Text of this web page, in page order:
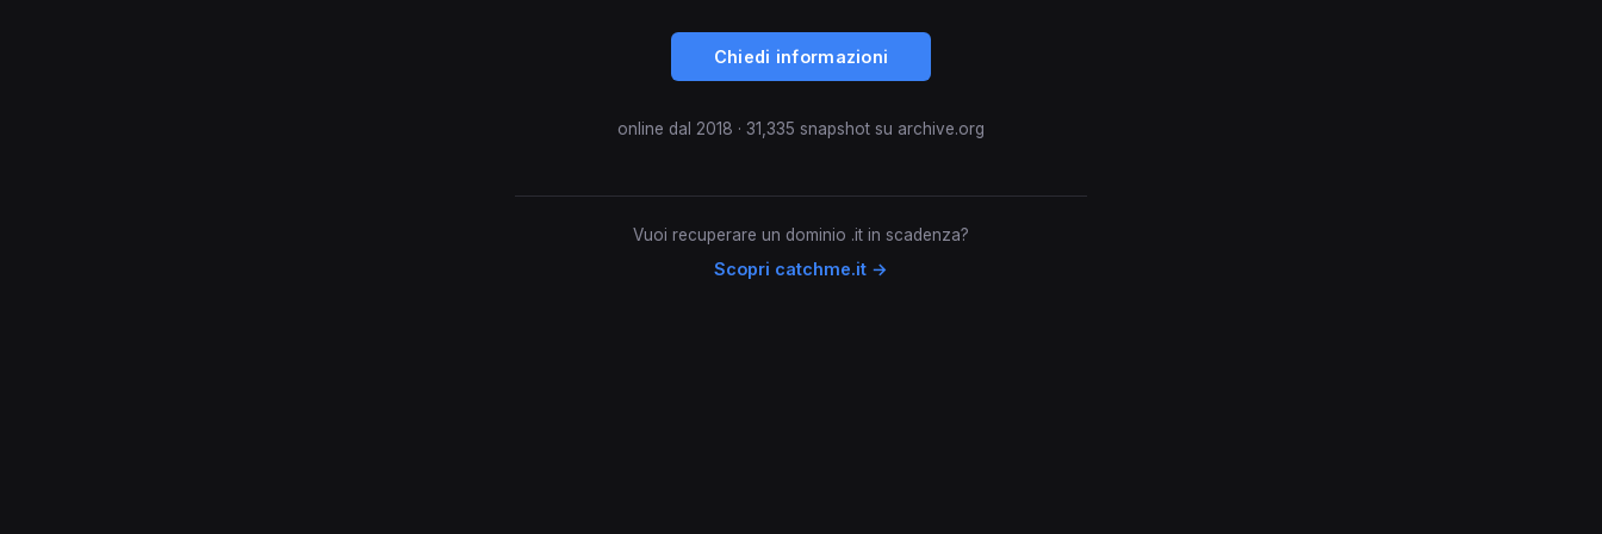
Chiedi informazioni
online dal 2018 · 31,335 snapshot su archive.org
Vuoi recuperare un dominio .it in scadenza?
Scopri catchme.it →